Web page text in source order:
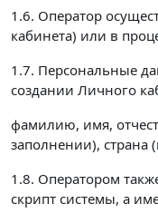
1.6. Оператор
кабинета) или в
1.7. Персональные
создании Личного
фамилию, имя,
заполнении), страна
1.8. Оператором
скрипт системы, а